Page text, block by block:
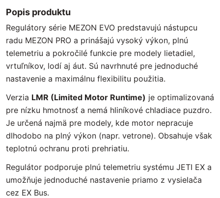
Popis produktu
Regulátory série MEZON EVO predstavujú nástupcu
radu MEZON PRO a prinášajú vysoký výkon, plnú
telemetriu a pokročilé funkcie pre modely lietadiel,
vrtuľníkov, lodí aj áut. Sú navrhnuté pre jednoduché
nastavenie a maximálnu flexibilitu použitia.
Verzia LMR (Limited Motor Runtime) je optimalizovaná
pre nízku hmotnosť a nemá hliníkové chladiace puzdro.
Je určená najmä pre modely, kde motor nepracuje
dlhodobo na plný výkon (napr. vetrone). Obsahuje však
teplotnú ochranu proti prehriatiu.
Regulátor podporuje plnú telemetriu systému JETI EX a
umožňuje jednoduché nastavenie priamo z vysielača
cez EX Bus.